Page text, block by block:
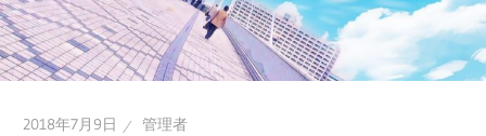
ど
き
お
2018年7月9日 管理者